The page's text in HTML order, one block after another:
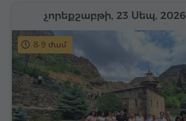
8-9 ժամ
չորեքշաբթի, 23 Սեպ, 2026